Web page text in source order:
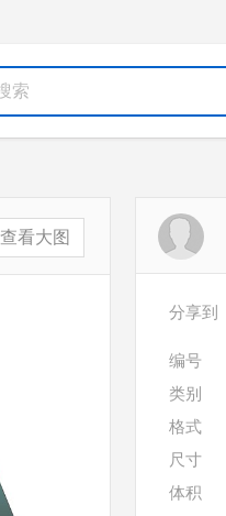
查看大图
分享到
编号
类别
格式
尺寸
体积